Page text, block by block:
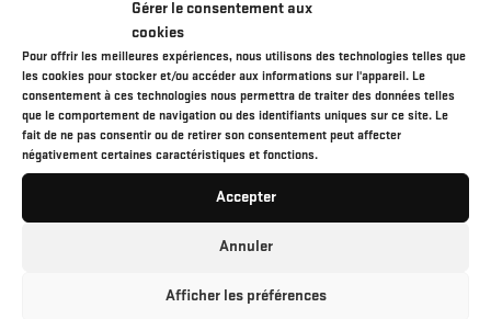
Gérer le consentement aux
cookies
Pour offrir les meilleures expériences, nous utilisons des technologies telles que
les cookies pour stocker et/ou accéder aux informations sur l'appareil. Le
consentement à ces technologies nous permettra de traiter des données telles
que le comportement de navigation ou des identifiants uniques sur ce site. Le
fait de ne pas consentir ou de retirer son consentement peut affecter
négativement certaines caractéristiques et fonctions.
Accepter
Annuler
Afficher les préférences
Propulsion
TRANSMISSION 8
VITESSES À DOUBLE
EMBRAYAGE,
10 km
Plus de caractéristiques
Vérifier la disponibilité